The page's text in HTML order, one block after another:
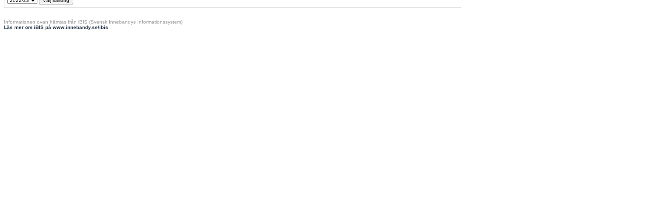
Informationen ovan hämtas från iBIS (Svensk Innebandys Informationssystem)
Läs mer om iBIS på www.innebandy.se/ibis